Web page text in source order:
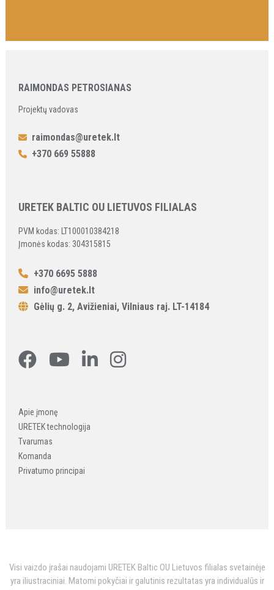
RAIMONDAS PETROSIANAS
Projektų vadovas
raimondas@uretek.lt
+370 669 55888
URETEK BALTIC OU LIETUVOS FILIALAS
PVM kodas: LT100010384218
Įmonės kodas: 304315815
+370 6695 5888
info@uretek.lt
Gėlių g. 2, Avižieniai, Vilniaus raj. LT-14184
Apie įmonę
URETEK technologija
Tvarumas
Komanda
Privatumo principai
Visi vaizdo įrašai naudojami URETEK Baltic OU Lietuvos filialas svetainėje
yra iliustraciniai. Matomi pokyčiai ir galutinis rezultatas yra individualūs ir